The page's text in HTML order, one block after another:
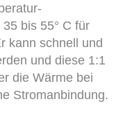
bis 55° C für
kann schnell und
und diese 1:1
die Wärme bei
Stromanbindung.